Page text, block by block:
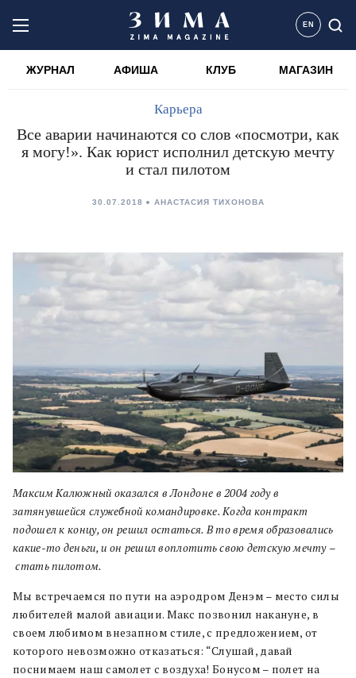
EN
ЖУРНАЛ АФИША КЛУБ МАГАЗИН
Карьера
Все аварии начинаются со слов «посмотри, как
я могу!». Как юрист исполнил детскую мечту
и стал пилотом
30.07.2018 АНАСТАСИЯ ТИХОНОВА
Максим Калюжный оказался в Лондоне в 2004 году в
затянувшейся служебной командировке. Когда контракт
подошел к концу, он решил остаться. В то время образовались
какие-то деньги, и он решил воплотить свою детскую мечту –
стать пилотом.
Мы встречаемся по пути на аэродром Денэм – место силы
любителей малой авиации. Макс позвонил накануне, в
своем любимом внезапном стиле, с предложением, от
которого невозможно отказаться: “Слушай, давай
поснимаем наш самолет с воздуха! Бонусом – полет на